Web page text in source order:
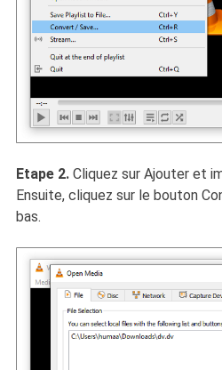
Etape 2. Cliquez sur Ajouter et
Ensuite, cliquez sur le bouton
bas.